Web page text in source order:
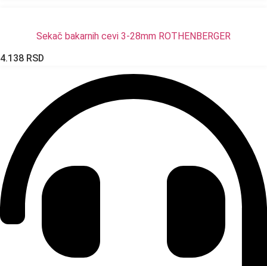
127 RSD
Sekač bakarnih cevi 3-28mm ROTHENBERGER
4.138 RSD